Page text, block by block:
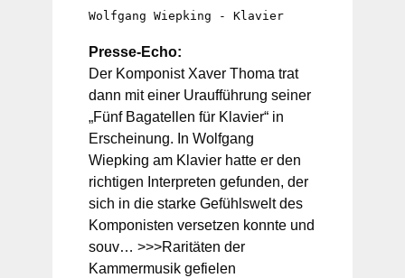
Wolfgang Wiepking - Klavier
Presse-Echo:
Der Komponist Xaver Thoma trat
dann mit einer Uraufführung seiner
„Fünf Bagatellen für Klavier“ in
Erscheinung. In Wolfgang
Wiepking am Klavier hatte er den
richtigen Interpreten gefunden, der
sich in die starke Gefühlswelt des
Komponisten versetzen konnte und
souv… >>>Raritäten der
Kammermusik gefielen